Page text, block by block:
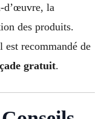
d’œuvre, la
des produits.
recommandé de
gratuit.